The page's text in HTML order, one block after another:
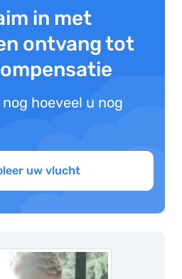
in met
ontvang tot
hoeveel u nog
uw vlucht